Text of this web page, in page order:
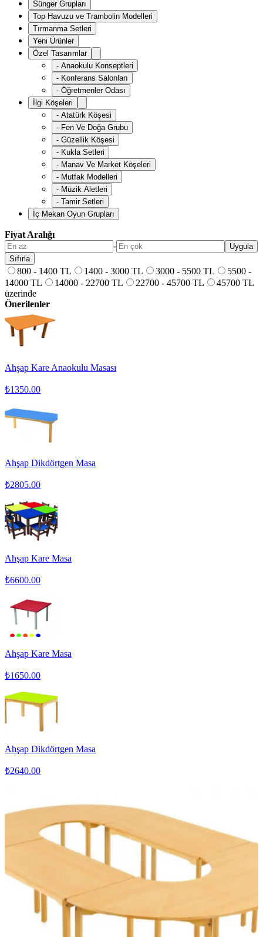
Sünger Grupları
Top Havuzu ve Trambolin Modelleri
Tırmanma Setleri
Yeni Ürünler
Özel Tasarımlar
- Anaokulu Konseptleri
- Konferans Salonları
- Öğretmenler Odası
İlgi Köşeleri
- Atatürk Köşesi
- Fen Ve Doğa Grubu
- Güzellik Köşesi
- Kukla Setleri
- Manav Ve Market Köşeleri
- Mutfak Modelleri
- Müzik Aletleri
- Tamir Setleri
İç Mekan Oyun Grupları
Fiyat Aralığı
-
Uygula
Sıfırla
800 - 1400 TL 1400 - 3000 TL 3000 - 5500 TL
5500 -
14000 TL
14000 - 22700 TL 22700 - 45700 TL
45700 TL
üzerinde
Önerilenler
Ahşap Kare Anaokulu Masası
₺1350.00
Ahşap Dikdörtgen Masa
₺2805.00
Ahşap Kare Masa
₺6600.00
Ahşap Kare Masa
₺1650.00
Ahşap Dikdörtgen Masa
₺2640.00